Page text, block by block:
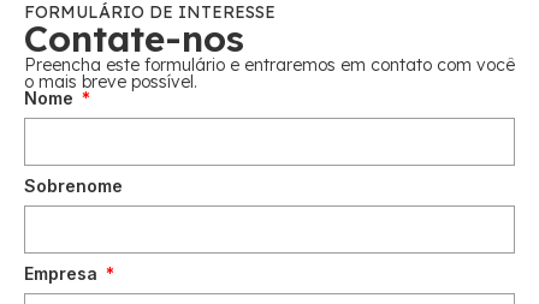
FORMULÁRIO DE INTERESSE
Contate-nos
Preencha este formulário e entraremos em contato com você
o mais breve possível.
Nome
Sobrenome
Empresa